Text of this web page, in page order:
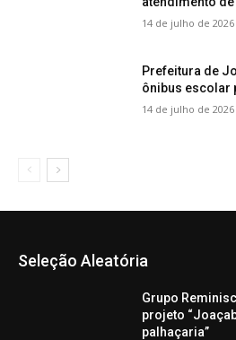
14 de julho de 2026
Prefeitura de
ônibus escolar
14 de julho de 2026
Seleção Aleatória
Grupo
projeto
palhaçaria”